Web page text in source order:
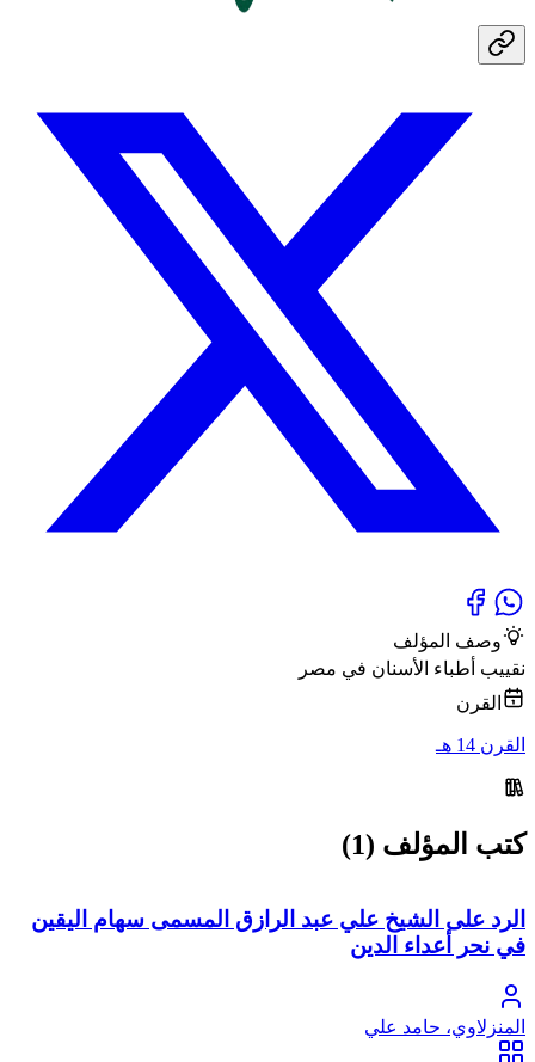
وصف المؤلف
نقييب أطباء الأسنان في مصر
القرن
القرن 14 هـ
كتب المؤلف (1)
الرد على الشيخ علي عبد الرازق المسمى سهام اليقين
في نحر أعداء الدين
المنزلاوي، حامد علي